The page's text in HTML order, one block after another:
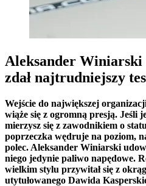
Aleksander Winiarski
zdał najtrudniejszy
Wejście do największej
wiąże się z ogromną presją. Jeśli
mierzysz się z zawodnikiem o
poprzeczka wędruje na poziom,
polec. Aleksander Winiarski
niego jedynie paliwo napędowe.
wielkim stylu przywitał się z
utytułowanego Dawida